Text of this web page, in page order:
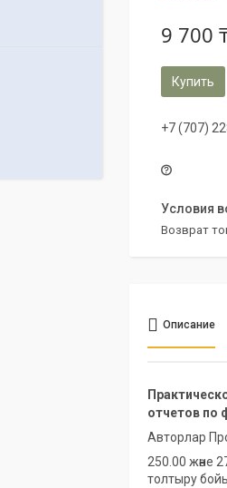
9 700
Купить
+7 (707)
возврат
Описание
отчетов по
Авторлар
250.00 және
толтыру